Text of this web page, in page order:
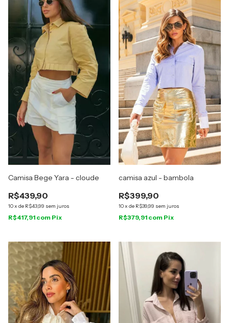
Camisa Bege Yara - cloude
R$439,90
10x de R$43,99 sem juros
R$417,91 com Pix
camisa azul - bambola
R$399,90
10x de R$39,99 sem juros
R$379,91 com Pix